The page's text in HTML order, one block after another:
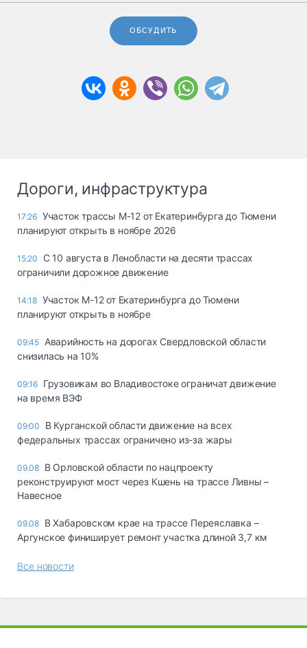
ОБСУДИТЬ
Дороги, инфраструктура
17:26 Участок трассы М-12 от Екатеринбурга до Тюмени
планируют открыть в ноябре 2026
15:20
С 10 августа в Ленобласти на десяти трассах
ограничили дорожное движение
14:18 Участок М-12 от Екатеринбурга до Тюмени
планируют открыть в ноябре
09:45 Аварийность на дорогах Свердловской области
снизилась на 10%
09:16 Грузовикам во Владивостоке ограничат движение
на время ВЭФ
09:00
В Курганской области движение на всех
федеральных трассах ограничено из-за жары
09.08 В Орловской области по нацпроекту
реконструируют мост через Кшень на трассе Ливны –
Навесное
09.08 В Хабаровском крае на трассе Переяславка –
Аргунское финиширует ремонт участка длиной 3,7 км
Все новости